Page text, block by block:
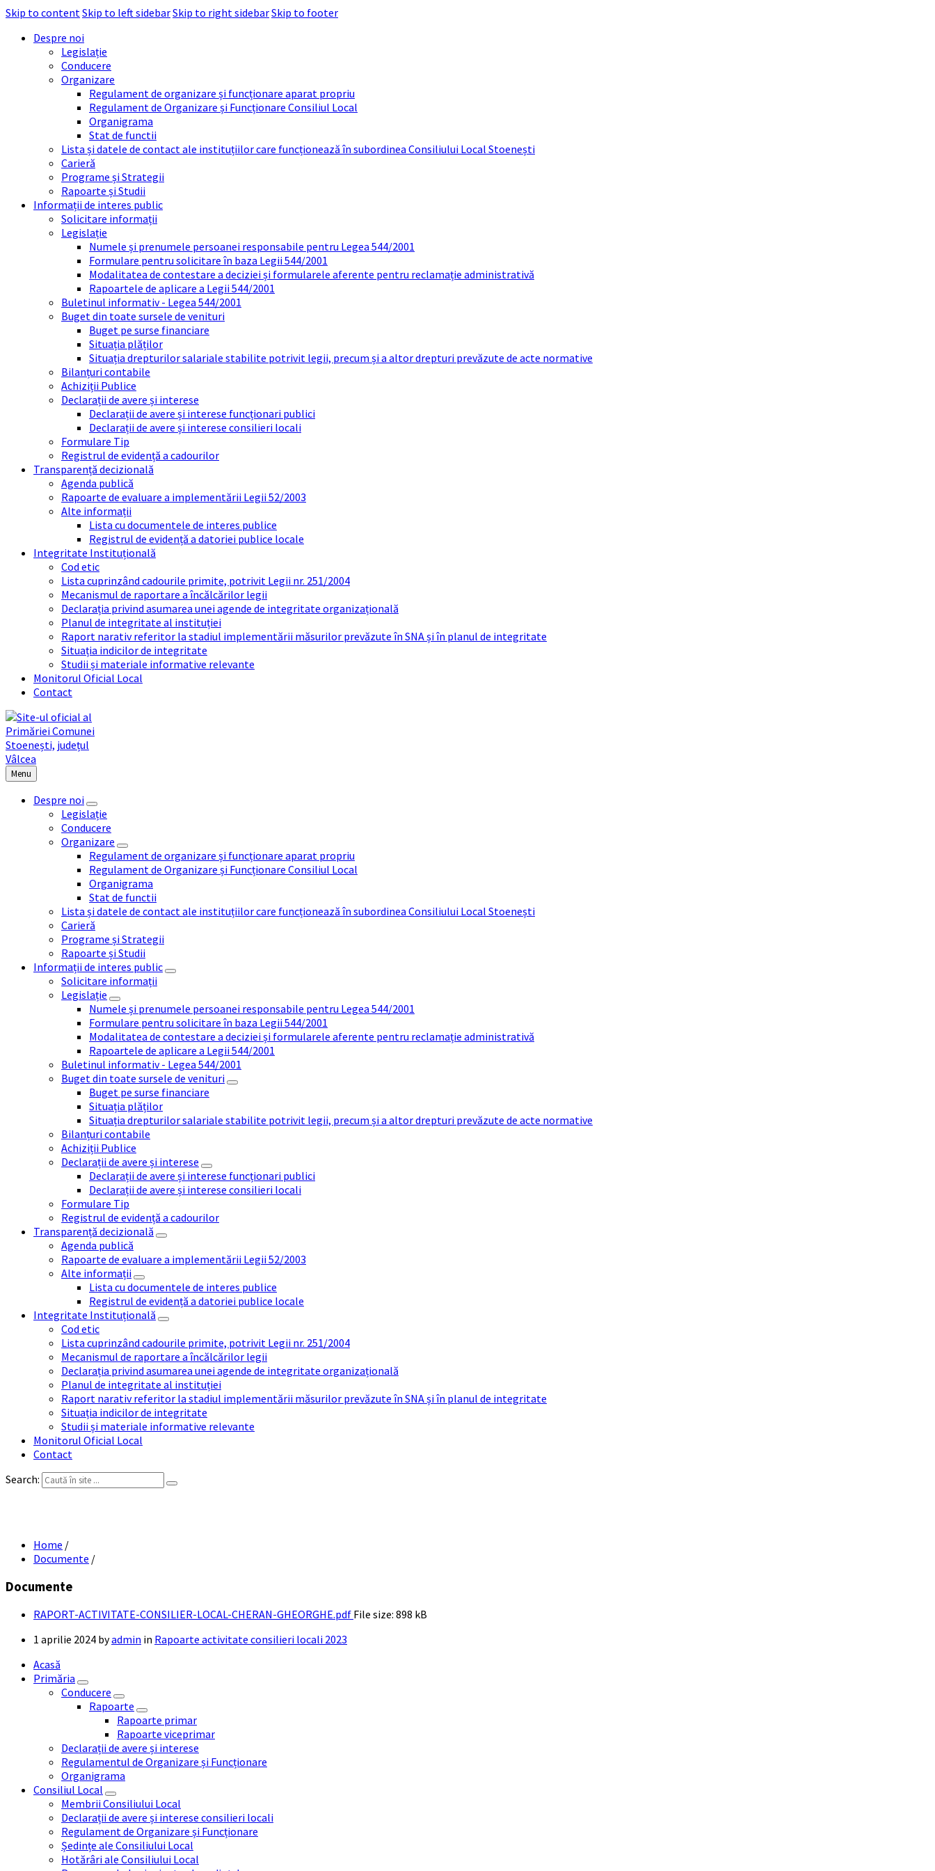
Skip to contentSkip to left sidebarSkip to right sidebarSkip to footer
Despre noi
Legislație
Conducere
Organizare
Regulament de organizare și funcționare aparat propriu
Regulament de Organizare și Funcționare Consiliul Local
Organigrama
Stat de functii
Lista și datele de contact ale instituțiilor care funcționează în subordinea Consiliului Local Stoenești
Carieră
Programe și Strategii
Rapoarte și Studii
Informații de interes public
Solicitare informații
Legislație
Numele și prenumele persoanei responsabile pentru Legea 544/2001
Formulare pentru solicitare în baza Legii 544/2001
Modalitatea de contestare a deciziei și formularele aferente pentru reclamație administrativă
Rapoartele de aplicare a Legii 544/2001
Buletinul informativ - Legea 544/2001
Buget din toate sursele de venituri
Buget pe surse financiare
Situația plăților
Situația drepturilor salariale stabilite potrivit legii, precum și a altor drepturi prevăzute de acte normative
Bilanțuri contabile
Achiziții Publice
Declarații de avere și interese
Declarații de avere și interese funcționari publici
Declarații de avere și interese consilieri locali
Formulare Tip
Registrul de evidență a cadourilor
Transparență decizională
Agenda publică
Rapoarte de evaluare a implementării Legii 52/2003
Alte informații
Lista cu documentele de interes publice
Registrul de evidență a datoriei publice locale
Integritate Instituțională
Cod etic
Lista cuprinzând cadourile primite, potrivit Legii nr. 251/2004
Mecanismul de raportare a încălcărilor legii
Declarația privind asumarea unei agende de integritate organizațională
Planul de integritate al instituției
Raport narativ referitor la stadiul implementării măsurilor prevăzute în SNA și în planul de integritate
Situația indicilor de integritate
Studii și materiale informative relevante
Monitorul Oficial Local
Contact
Menu
Despre noi
Legislație
Conducere
Organizare
Regulament de organizare și funcționare aparat propriu
Regulament de Organizare și Funcționare Consiliul Local
Organigrama
Stat de functii
Lista și datele de contact ale instituțiilor care funcționează în subordinea Consiliului Local Stoenești
Carieră
Programe și Strategii
Rapoarte și Studii
Informații de interes public
Solicitare informații
Legislație
Numele și prenumele persoanei responsabile pentru Legea 544/2001
Formulare pentru solicitare în baza Legii 544/2001
Modalitatea de contestare a deciziei și formularele aferente pentru reclamație administrativă
Rapoartele de aplicare a Legii 544/2001
Buletinul informativ - Legea 544/2001
Buget din toate sursele de venituri
Buget pe surse financiare
Situația plăților
Situația drepturilor salariale stabilite potrivit legii, precum și a altor drepturi prevăzute de acte normative
Bilanțuri contabile
Achiziții Publice
Declarații de avere și interese
Declarații de avere și interese funcționari publici
Declarații de avere și interese consilieri locali
Formulare Tip
Registrul de evidență a cadourilor
Transparență decizională
Agenda publică
Rapoarte de evaluare a implementării Legii 52/2003
Alte informații
Lista cu documentele de interes publice
Registrul de evidență a datoriei publice locale
Integritate Instituțională
Cod etic
Lista cuprinzând cadourile primite, potrivit Legii nr. 251/2004
Mecanismul de raportare a încălcărilor legii
Declarația privind asumarea unei agende de integritate organizațională
Planul de integritate al instituției
Raport narativ referitor la stadiul implementării măsurilor prevăzute în SNA și în planul de integritate
Situația indicilor de integritate
Studii și materiale informative relevante
Monitorul Oficial Local
Contact
Search:
Home /
Documente /
Documente
RAPORT-ACTIVITATE-CONSILIER-LOCAL-CHERAN-GHEORGHE.pdf File size: 898 kB
1 aprilie 2024 byadmin in Rapoarte activitate consilieri locali 2023
Acasă
Primăria
Conducere
Rapoarte
Rapoarte primar
Rapoarte viceprimar
Declarații de avere și interese
Regulamentul de Organizare și Funcționare
Organigrama
Consiliul Local
Membrii Consiliului Local
Declarații de avere și interese consilieri locali
Regulament de Organizare și Funcționare
Ședințe ale Consiliului Local
Hotărâri ale Consiliului Local